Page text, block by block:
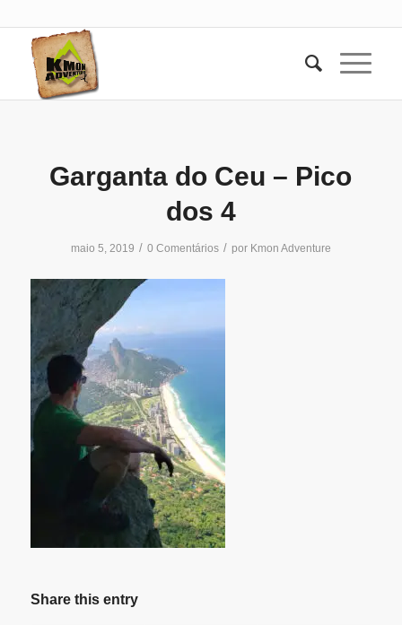
Garganta do Ceu – Pico
dos 4
maio 5, 2019 / 0 Comentários / por Kmon Adventure
Share this entry